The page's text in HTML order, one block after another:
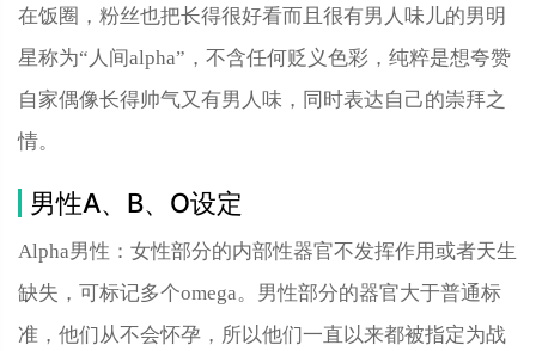
在饭圈，粉丝也把长得很好看而且很有男人味儿的男明
星称为“人间alpha”，不含任何贬义色彩，纯粹是想夸赞
自家偶像长得帅气又有男人味，同时表达自己的崇拜之
情。
男性A、B、O设定
Alpha男性：女性部分的内部性器官不发挥作用或者天生
缺失，可标记多个omega。男性部分的器官大于普通标
准，他们从不会怀孕，所以他们一直以来都被指定为战